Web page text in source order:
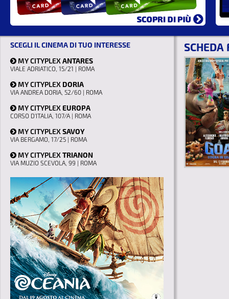
SCEGLI IL CINEMA DI TUO INTERESSE
MY CITYPLEXANTARES
VIALE ADRIATICO, 15/21 | ROMA
MY CITYPLEX DORIA
VIA ANDREA DORIA, 52/60 | ROMA
MY CITYPLEXEUROPA
CORSO D'ITALIA, 107/A | ROMA
MY CITYPLEXSAVOY
VIA BERGAMO, 17/25 | ROMA
MY CITYPLEXTRIANON
VIA MUZIO SCEVOLA, 99 | ROMA
SCHEDA